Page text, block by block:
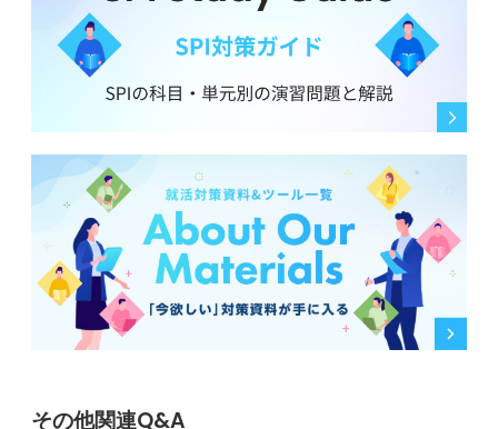
その他関連Q&A